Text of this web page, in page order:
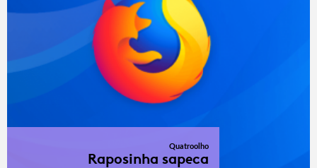
Quatroolho
Raposinha sapeca